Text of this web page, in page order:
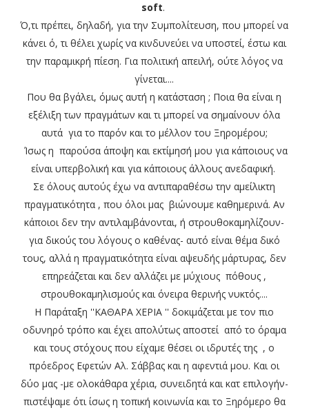
soft.
Ό,τι πρέπει, δηλαδή, για την Συμπολίτευση, που μπορεί να
κάνει ό, τι θέλει χωρίς να κινδυνεύει να υποστεί, έστω και
την παραμικρή πίεση. Για πολιτική απειλή, ούτε λόγος να
γίνεται....
Που θα βγάλει, όμως αυτή η κατάσταση ; Ποια θα είναι η
εξέλιξη των πραγμάτων και τι μπορεί να σημαίνουν όλα
αυτά για το παρόν και το μέλλον του Ξηρομέρου;
Ίσως η παρούσα άποψη και εκτίμησή μου για κάποιους να
είναι υπερβολική και για κάποιους άλλους ανεδαφική.
Σε όλους αυτούς έχω να αντιπαραθέσω την αμείλικτη
πραγματικότητα , που όλοι μας βιώνουμε καθημερινά. Αν
κάποιοι δεν την αντιλαμβάνονται, ή στρουθοκαμηλίζουν-
για δικούς του λόγους ο καθένας- αυτό είναι θέμα δικό
τους, αλλά η πραγματικότητα είναι αψευδής μάρτυρας, δεν
επηρεάζεται και δεν αλλάζει με μύχιους πόθους ,
στρουθοκαμηλισμούς και όνειρα θερινής νυκτός....
Η Παράταξη ''ΚΑΘΑΡΑ ΧΕΡΙΑ '' δοκιμάζεται με τον πιο
οδυνηρό τρόπο και έχει απολύτως αποστεί από το όραμα
και τους στόχους που είχαμε θέσει οι ιδρυτές της , ο
πρόεδρος Εφετών Αλ. Σάββας και η αφεντιά μου. Και οι
δύο μας -με ολοκάθαρα χέρια, συνειδητά και κατ επιλογήν-
πιστέψαμε ότι ίσως η τοπική κοινωνία και το Ξηρόμερο θα